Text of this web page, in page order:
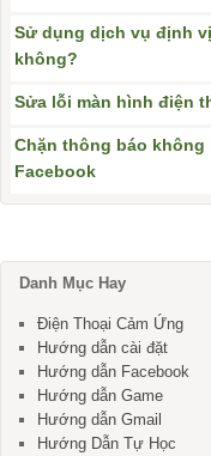
Sử dụng dịch vụ định
không?
Sửa lỗi màn hình điện
Chặn thông báo không
Facebook
Danh Mục Hay
Điện Thoại Cảm Ứng
Hướng dẫn cài đặt
Hướng dẫn Facebook
Hướng dẫn Game
Hướng dẫn Gmail
Hướng Dẫn Tự Học